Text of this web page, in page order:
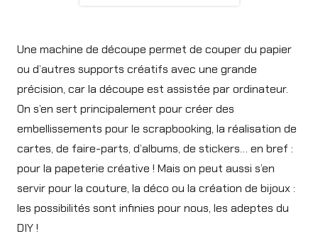
Une machine de découpe permet de couper du papier
ou d’autres supports créatifs avec une grande
précision, car la découpe est assistée par ordinateur.
On s’en sert principalement pour créer des
embellissements pour le scrapbooking, la réalisation de
cartes, de faire-parts, d’albums, de stickers… en bref :
pour la papeterie créative ! Mais on peut aussi s’en
servir pour la couture, la déco ou la création de bijoux :
les possibilités sont infinies pour nous, les adeptes du
DIY !